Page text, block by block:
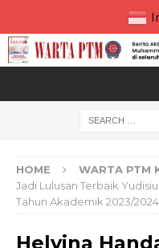
HOME WARTA PTM
Jadi Lulusan Terbaik
Tahun Akademik 2023/2024
Helvina